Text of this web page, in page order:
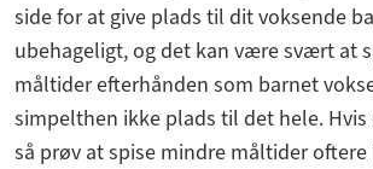
side for at give plads til dit voksende
ubehageligt, og det kan være svært at
måltider efterhånden som barnet
simpelthen ikke plads til det hele.
så prøv at spise mindre måltider oftere